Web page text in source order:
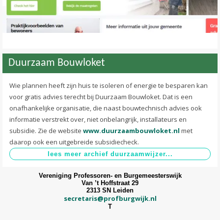
Duurzaam Bouwloket
Wie plannen heeft zijn huis te isoleren of energie te besparen kan
voor gratis advies terecht bij Duurzaam Bouwloket. Dat is een
onafhankelijke organisatie, die naast bouwtechnisch advies ook
informatie verstrekt over, niet onbelangrijk, installateurs en
subsidie. Zie de website www.duurzaambouwloket.nl met
daarop ook een uitgebreide subsidiecheck.
Vereniging Professoren- en Burgemeesterswijk
Van ’t Hoffstraat 29
2313 SN Leiden
secretaris@profburgwijk.nl
T